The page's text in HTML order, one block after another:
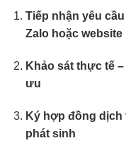
Tiếp nhận yêu
Zalo hoặc website
Khảo sát thực tế
ưu
Ký hợp đồng dịch
phát sinh